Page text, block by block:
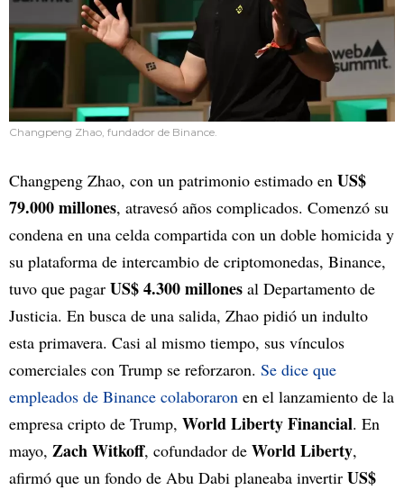
Changpeng Zhao, fundador de Binance.
Changpeng Zhao, con un patrimonio estimado en US$
79.000 millones, atravesó años complicados. Comenzó su
condena en una celda compartida con un doble homicida y
su plataforma de intercambio de criptomonedas, Binance,
tuvo que pagar US$ 4.300 millones al Departamento de
Justicia. En busca de una salida, Zhao pidió un indulto
esta primavera. Casi al mismo tiempo, sus vínculos
comerciales con Trump se reforzaron. Se dice que
empleados de Binance colaboraron en el lanzamiento de la
empresa cripto de Trump, World Liberty Financial. En
mayo, Zach Witkoff, cofundador de World Liberty,
afirmó que un fondo de Abu Dabi planeaba invertir US$